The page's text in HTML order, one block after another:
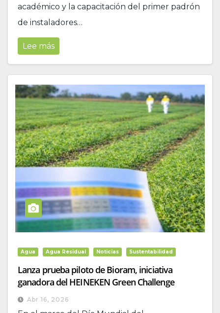
académico y la capacitación del primer padrón
de instaladores…
Lee más
Agua Agua Residual Noticias Sustentabilidad
Lanza prueba piloto de Bioram, iniciativa
ganadora del HEINEKEN Green Challenge
Abr 16, 2026